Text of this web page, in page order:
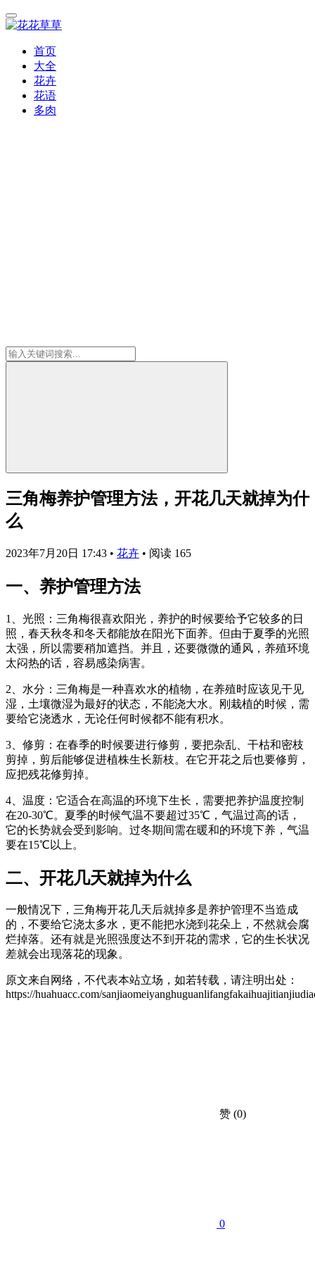
首页
大全
花卉
花语
多肉
三角梅养护管理方法，开花几天就掉为什
么
2023年7月20日 17:43 • 花卉 • 阅读 165
一、养护管理方法
1、光照：三角梅很喜欢阳光，养护的时候要给予它较多的日
照，春天秋冬和冬天都能放在阳光下面养。但由于夏季的光照
太强，所以需要稍加遮挡。并且，还要微微的通风，养殖环境
太闷热的话，容易感染病害。
2、水分：三角梅是一种喜欢水的植物，在养殖时应该见干见
湿，土壤微湿为最好的状态，不能浇大水。刚栽植的时候，需
要给它浇透水，无论任何时候都不能有积水。
3、修剪：在春季的时候要进行修剪，要把杂乱、干枯和密枝
剪掉，剪后能够促进植株生长新枝。在它开花之后也要修剪，
应把残花修剪掉。
4、温度：它适合在高温的环境下生长，需要把养护温度控制
在20-30℃。夏季的时候气温不要超过35℃，气温过高的话，
它的长势就会受到影响。过冬期间需在暖和的环境下养，气温
要在15℃以上。
二、开花几天就掉为什么
一般情况下，三角梅开花几天后就掉多是养护管理不当造成
的，不要给它浇太多水，更不能把水浇到花朵上，不然就会腐
烂掉落。还有就是光照强度达不到开花的需求，它的生长状况
差就会出现落花的现象。
原文来自网络，不代表本站立场，如若转载，请注明出处：
https://huahuacc.com/
赞 (0)
0